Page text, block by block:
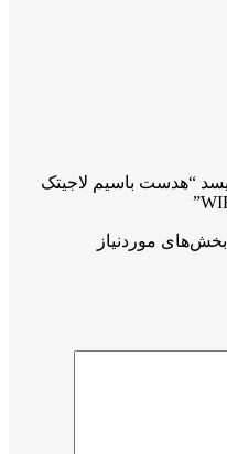
“هدست باسیم لاجیتک
بخش‌های موردنیاز